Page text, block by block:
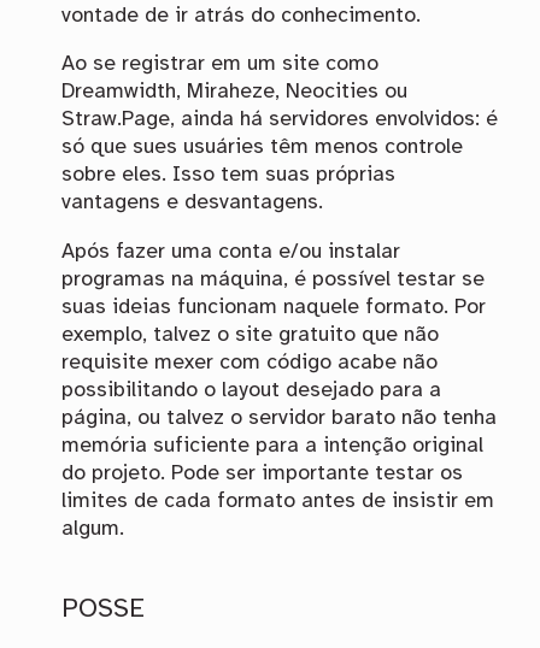
vontade de ir atrás do conhecimento.
Ao se registrar em um site como
Dreamwidth, Miraheze, Neocities ou
Straw.Page, ainda há servidores envolvidos: é
só que sues usuáries têm menos controle
sobre eles. Isso tem suas próprias
vantagens e desvantagens.
Após fazer uma conta e/ou instalar
programas na máquina, é possível testar se
suas ideias funcionam naquele formato. Por
exemplo, talvez o site gratuito que não
requisite mexer com código acabe não
possibilitando o layout desejado para a
página, ou talvez o servidor barato não tenha
memória suficiente para a intenção original
do projeto. Pode ser importante testar os
limites de cada formato antes de insistir em
algum.
POSSE